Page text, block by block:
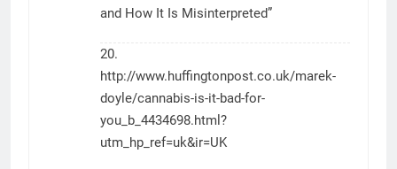
and How It Is Misinterpreted”
20.
http://www.huffingtonpost.co.uk/marek-
doyle/cannabis-is-it-bad-for-
you_b_4434698.html?
utm_hp_ref=uk&ir=UK